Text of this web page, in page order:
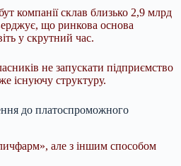
компанії склав близько 2,9 млрд
що ринкова основа
у скрутний час.
не запускати підприємство
існуючу структуру.
до платоспроможного
але з іншим способом